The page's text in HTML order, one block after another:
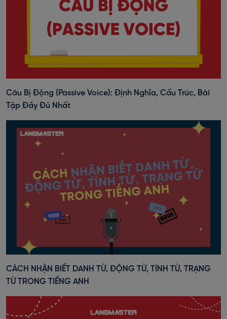
Câu Bị Động (Passive Voice): Định Nghĩa, Cấu Trúc, Bài
Tập Đầy Đủ Nhất
CÁCH NHẬN BIẾT DANH TỪ, ĐỘNG TỪ, TÍNH TỪ, TRẠNG
TỪ TRONG TIẾNG ANH